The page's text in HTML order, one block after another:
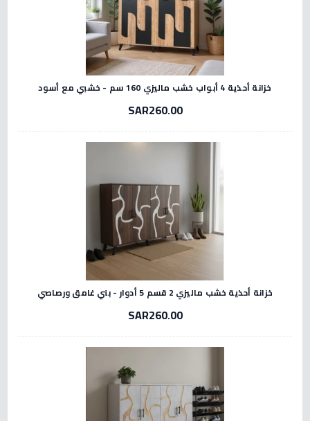
خزانة أحذية 4 أبواب خشب ماليزي 160 سم - خشبي مع أسود
SAR260.00
خزانة أحذية خشب ماليزي 2 قسم 5 أدوار - بني غامق ورصاصي
SAR260.00